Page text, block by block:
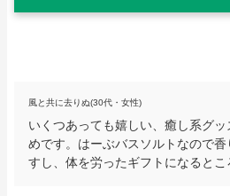
風と共に去りぬ(30代・女性)
いくつあっても嬉しい、癒し系グ
めです。はーぶバスソルトなので
すし、体を労ったギフトになるとこ